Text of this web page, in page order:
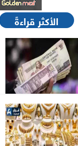
الأكثر قراءةً